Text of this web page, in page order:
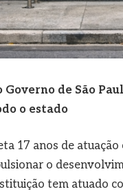
de São
o estado
17 anos de
o
tem atuado